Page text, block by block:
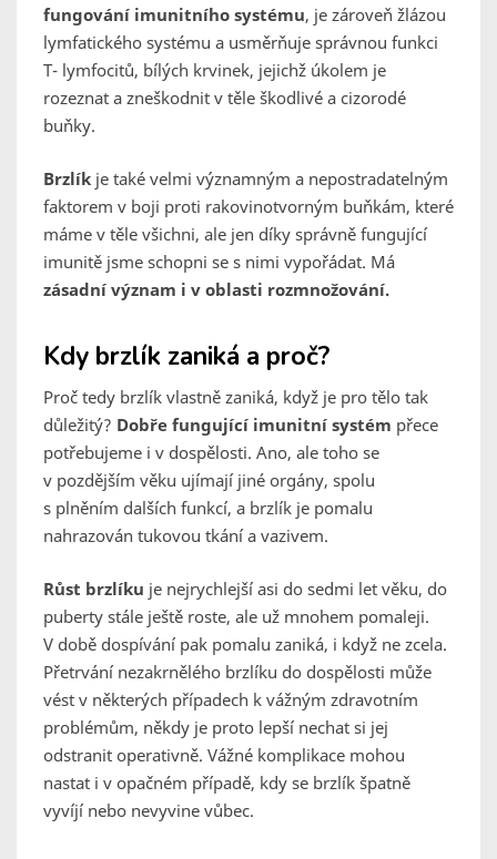
fungování imunitního systému, je zároveň žlázou
lymfatického systému a usměrňuje správnou funkci
T- lymfocitů, bílých krvinek, jejichž úkolem je
rozeznat a zneškodnit v těle škodlivé a cizorodé
buňky.
Brzlík je také velmi významným a nepostradatelným
faktorem v boji proti rakovinotvorným buňkám, které
máme v těle všichni, ale jen díky správně fungující
imunitě jsme schopni se s nimi vypořádat. Má
zásadní význam i v oblasti rozmnožování.
Kdy brzlík zaniká a proč?
Proč tedy brzlík vlastně zaniká, když je pro tělo tak
důležitý? Dobře fungující imunitní systém přece
potřebujeme i v dospělosti. Ano, ale toho se
v pozdějším věku ujímají jiné orgány, spolu
s plněním dalších funkcí, a brzlík je pomalu
nahrazován tukovou tkání a vazivem.
Růst brzlíku je nejrychlejší asi do sedmi let věku, do
puberty stále ještě roste, ale už mnohem pomaleji.
V době dospívání pak pomalu zaniká, i když ne zcela.
Přetrvání nezakrnělého brzlíku do dospělosti může
vést v některých případech k vážným zdravotním
problémům, někdy je proto lepší nechat si jej
odstranit operativně. Vážné komplikace mohou
nastat i v opačném případě, kdy se brzlík špatně
vyvíjí nebo nevyvine vůbec.